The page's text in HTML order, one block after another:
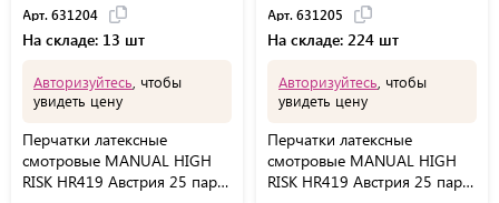
Арт. 631204
На складе: 13 шт
Авторизуйтесь , чтобы
увидеть цену
Перчатки латексные
смотровые MANUAL HIGH
RISK HR419 Австрия 25 пар
Арт. 631205
На складе: 224 шт
Авторизуйтесь , чтобы
увидеть цену
Перчатки латексные
смотровые MANUAL HIGH
RISK HR419 Австрия 25 пар